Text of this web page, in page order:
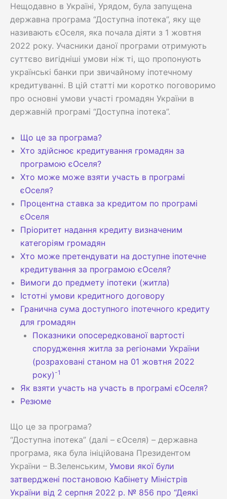
Нещодавно в Україні, Урядом, була запущена
державна програма “Доступна іпотека”, яку ще
називають єОселя, яка почала діяти з 1 жовтня
2022 року. Учасники даної програми отримують
суттєво вигідніші умови ніж ті, що пропонують
українські банки при звичайному іпотечному
кредитуванні. В цій статті ми коротко поговоримо
про основні умови участі громадян України в
державній програмі “Доступна іпотека”.
Що це за програма?
Хто здійснює кредитування громадян за
програмою єОселя?
Хто може може взяти участь в програмі
єОселя?
Процентна ставка за кредитом по програмі
єОселя
Пріоритет надання кредиту визначеним
категоріям громадян
Хто може претендувати на доступне іпотечне
кредитування за програмою єОселя?
Вимоги до предмету іпотеки (житла)
Істотні умови кредитного договору
Гранична сума доступного іпотечного кредиту
для громадян
Показники опосередкованої вартості
спорудження житла за регіонами України
(розраховані станом на 01 жовтня 2022
року)-1
Як взяти участь на участь в програмі єОселя?
Резюме
Що це за програма?
“Доступна іпотека” (далі – єОселя) – державна
програма, яка була ініційована Президентом
України – В.Зеленським, Умови якої були
затверджені постановою Кабінету Міністрів
України від 2 серпня 2022 р. № 856 про “Деякі